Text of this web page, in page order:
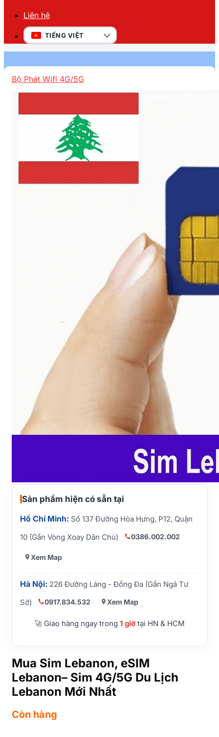
Liên hệ
TIẾNG VIỆT
Bộ Phát Wifi 4G/5G
Sản phẩm hiện có sẵn tại
Hồ Chí Minh: Số 137 Đường Hòa Hưng, P12, Quận
10 (Gần Vòng Xoay Dân Chủ)
0386.002.002
Xem Map
Hà Nội: 226 Đường Láng - Đống Đa (Gần Ngã Tư
Sở)
0917.834.532 Xem Map
🚀 Giao hàng ngay trong 1 giờtại HN & HCM
Mua Sim Lebanon, eSIM
Lebanon– Sim 4G/5G Du Lịch
Lebanon Mới Nhất
Còn hàng